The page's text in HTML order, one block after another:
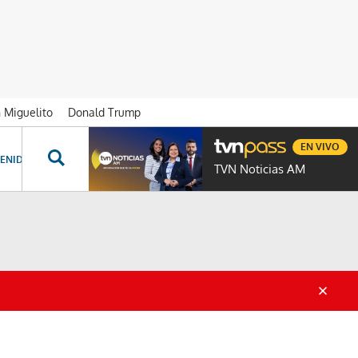
Miguelito Donald Trump
ESPECIALES NOVELAS PROGRAMAS GENTE TVN
TVN Noticias AM
EN VIVO